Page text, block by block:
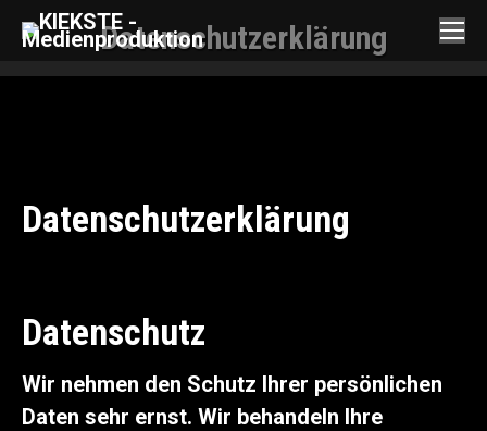
Datenschutzerklärung
Sie befinden sich hier:
Datenschutzerklärung
Datenschutz
Wir nehmen den Schutz Ihrer persönlichen
Daten sehr ernst. Wir behandeln Ihre